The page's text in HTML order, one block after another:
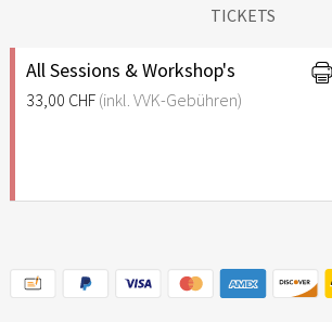
TICKETS
All Sessions & Workshop's
33,00 CHF (inkl. VVK-Gebühren)